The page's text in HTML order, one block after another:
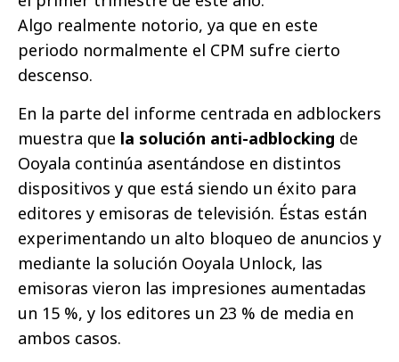
Algo realmente notorio, ya que en este
periodo normalmente el CPM sufre cierto
descenso.
En la parte del informe centrada en adblockers
muestra que la solución anti-adblocking de
Ooyala continúa asentándose en distintos
dispositivos y que está siendo un éxito para
editores y emisoras de televisión. Éstas están
experimentando un alto bloqueo de anuncios y
mediante la solución Ooyala Unlock, las
emisoras vieron las impresiones aumentadas
un 15 %, y los editores un 23 % de media en
ambos casos.